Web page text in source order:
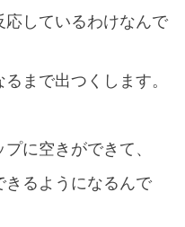
しているわけなんで
まで出つくします。
に空きができて、
るようになるんで